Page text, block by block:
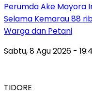
Perumda Ake Mayora
Selama Kemarau 88
Warga dan Petani
Sabtu, 8 Agu 2026 -
TIDORE